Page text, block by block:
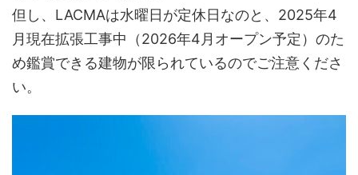
但し、LACMAは水曜日が定休日なのと、2025年4
月現在拡張工事中（2026年4月オープン予定）のた
め鑑賞できる建物が限られているのでご注意くださ
い。